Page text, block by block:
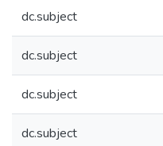
dc.subject
dc.subject
dc.subject
dc.subject